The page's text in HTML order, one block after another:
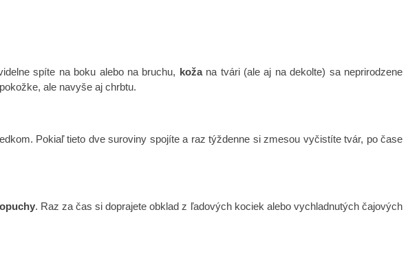
spíte na boku alebo na bruchu, kožana tvári (ale aj na dekolte) sa neprirodzene
ale navyše aj chrbtu.
Pokiaľ tieto dve suroviny spojíte a raz týždenne si zmesou vyčistíte tvár, po čase
opuchy. Raz za čas si doprajete obklad z ľadových kociek alebo vychladnutých čajových